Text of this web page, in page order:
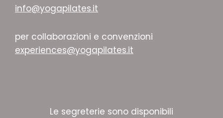
info@yogapilates.it
per collaborazioni e convenzioni
experiences@yogapilates.it
Le segreterie sono disponibili